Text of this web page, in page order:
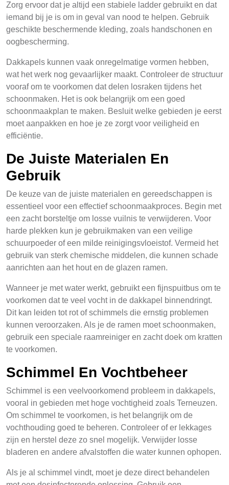
Zorg ervoor dat je altijd een stabiele ladder gebruikt en dat
iemand bij je is om in geval van nood te helpen. Gebruik
geschikte beschermende kleding, zoals handschonen en
oogbescherming.
Dakkapels kunnen vaak onregelmatige vormen hebben,
wat het werk nog gevaarlijker maakt. Controleer de structuur
vooraf om te voorkomen dat delen losraken tijdens het
schoonmaken. Het is ook belangrijk om een goed
schoonmaakplan te maken. Besluit welke gebieden je eerst
moet aanpakken en hoe je ze zorgt voor veiligheid en
efficiëntie.
De Juiste Materialen En
Gebruik
De keuze van de juiste materialen en gereedschappen is
essentieel voor een effectief schoonmaakproces. Begin met
een zacht borsteltje om losse vuilnis te verwijderen. Voor
harde plekken kun je gebruikmaken van een veilige
schuurpoeder of een milde reinigingsvloeistof. Vermeid het
gebruik van sterk chemische middelen, die kunnen schade
aanrichten aan het hout en de glazen ramen.
Wanneer je met water werkt, gebruikt een fijnspuitbus om te
voorkomen dat te veel vocht in de dakkapel binnendringt.
Dit kan leiden tot rot of schimmels die ernstig problemen
kunnen veroorzaken. Als je de ramen moet schoonmaken,
gebruik een speciale raamreiniger en zacht doek om kratten
te voorkomen.
Schimmel En Vochtbeheer
Schimmel is een veelvoorkomend probleem in dakkapels,
vooral in gebieden met hoge vochtigheid zoals Terneuzen.
Om schimmel te voorkomen, is het belangrijk om de
vochthouding goed te beheren. Controleer of er lekkages
zijn en herstel deze zo snel mogelijk. Verwijder losse
bladeren en andere afvalstoffen die water kunnen ophopen.
Als je al schimmel vindt, moet je deze direct behandelen